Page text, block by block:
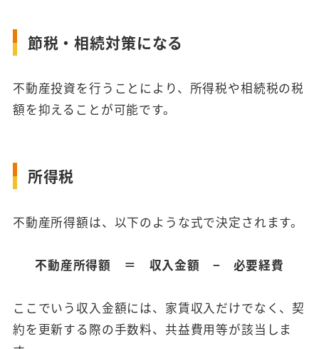
節税・相続対策になる
不動産投資を行うことにより、所得税や相続税の税
額を抑えることが可能です。
所得税
不動産所得額は、以下のような式で決定されます。
不動産所得額 ＝ 収入金額 − 必要経費
ここでいう収入金額には、家賃収入だけでなく、契
約を更新する際の手数料、共益費用等が該当しま